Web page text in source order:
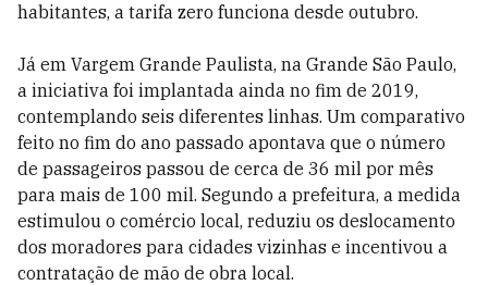
habitantes, a tarifa zero funciona desde outubro.
Já em Vargem Grande Paulista, na Grande São Paulo,
a iniciativa foi implantada ainda no fim de 2019,
contemplando seis diferentes linhas. Um comparativo
feito no fim do ano passado apontava que o número
de passageiros passou de cerca de 36 mil por mês
para mais de 100 mil. Segundo a prefeitura, a medida
estimulou o comércio local, reduziu os deslocamento
dos moradores para cidades vizinhas e incentivou a
contratação de mão de obra local.